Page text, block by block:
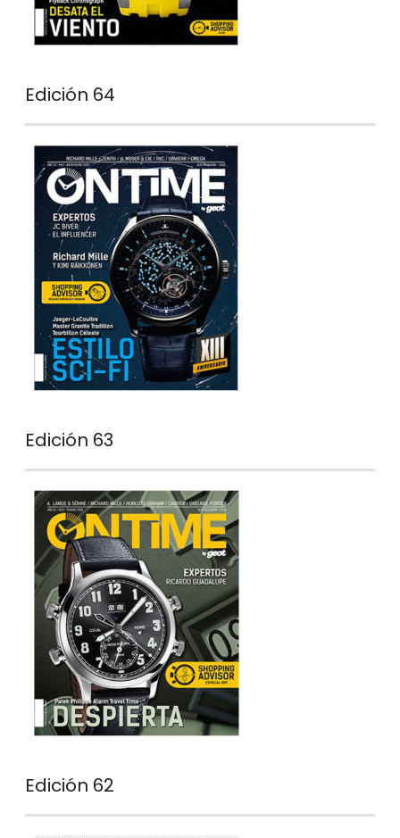
Edición 64
Edición 63
Edición 62